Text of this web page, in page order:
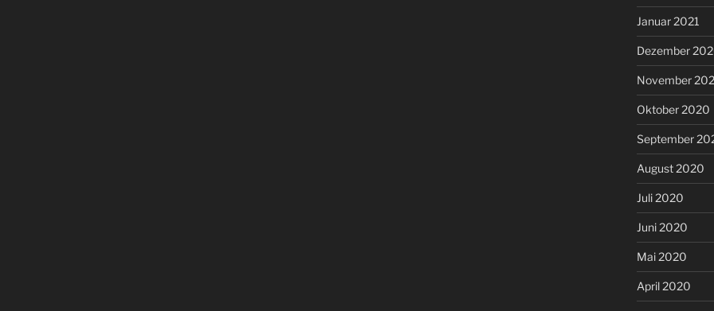
Januar 2021
Dezember
November
Oktober 2020
September
August 2020
Juli 2020
Juni 2020
Mai 2020
April 2020